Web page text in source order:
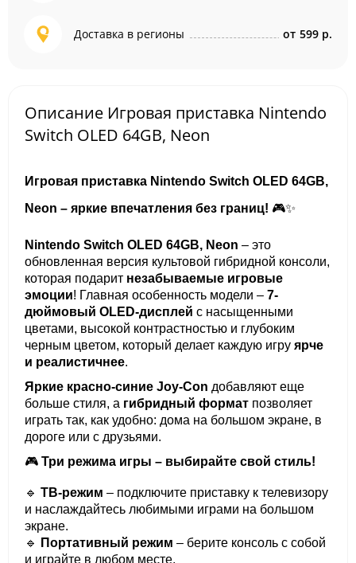
Доставка в регионы от 599 р.
Описание Игровая приставка Nintendo
Switch OLED 64GB, Neon
Игровая приставка Nintendo Switch OLED 64GB,
Neon – яркие впечатления без границ! 🎮✨
Nintendo Switch OLED 64GB, Neon – это
обновленная версия культовой гибридной консоли,
которая подарит незабываемые игровые
эмоции! Главная особенность модели – 7-
дюймовый OLED-дисплей с насыщенными
цветами, высокой контрастностью и глубоким
черным цветом, который делает каждую игру ярче
и реалистичнее.
Яркие красно-синие Joy-Con добавляют еще
больше стиля, а гибридный формат позволяет
играть так, как удобно: дома на большом экране, в
дороге или с друзьями.
🎮 Три режима игры – выбирайте свой стиль!
🔹 ТВ-режим – подключите приставку к телевизору
и наслаждайтесь любимыми играми на большом
экране.
🔹
Портативный режим – берите консоль с собой
и играйте в любом месте.